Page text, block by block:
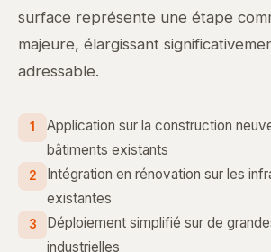
surface représente une étape
majeure, élargissant
adressable.
1
Application sur la construction
bâtiments existants
2
Intégration en rénovation sur les
existantes
3
Déploiement simplifié sur de
industrielles